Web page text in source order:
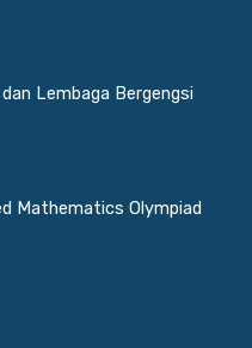
Lembaga Bergengsi
Mathematics Olympiad